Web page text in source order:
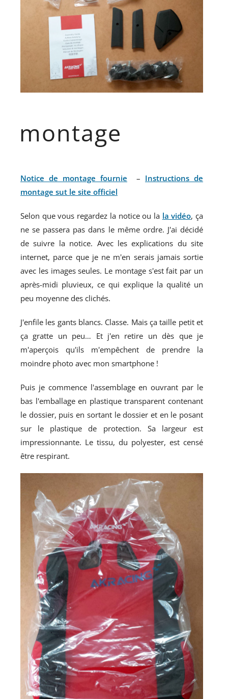
montage
Notice de montage fournie – Instructions de
montage sut le site officiel
Selon que vous regardez la notice ou la la vidéo, ça
ne se passera pas dans le même ordre. J'ai décidé
de suivre la notice. Avec les explications du site
internet, parce que je ne m'en serais jamais sortie
avec les images seules. Le montage s'est fait par un
après-midi pluvieux, ce qui explique la qualité un
peu moyenne des clichés.
J'enfile les gants blancs. Classe. Mais ça taille petit et
ça gratte un peu… Et j'en retire un dès que je
m'aperçois qu'ils m'empêchent de prendre la
moindre photo avec mon smartphone !
Puis je commence l'assemblage en ouvrant par le
bas l'emballage en plastique transparent contenant
le dossier, puis en sortant le dossier et en le posant
sur le plastique de protection. Sa largeur est
impressionnante. Le tissu, du polyester, est censé
être respirant.